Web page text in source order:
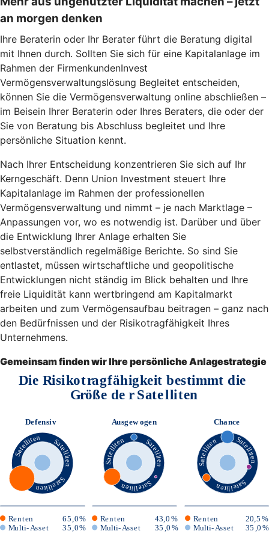
an morgen denken
Ihre Beraterin oder Ihr Berater führt die Beratung digital
mit Ihnen durch. Sollten Sie sich für eine Kapitalanlage im
Rahmen der FirmenkundenInvest
Vermögensverwaltungslösung Begleitet entscheiden,
können Sie die Vermögensverwaltung online abschließen –
im Beisein Ihrer Beraterin oder Ihres Beraters, die oder der
Sie von Beratung bis Abschluss begleitet und Ihre
persönliche Situation kennt.
Nach Ihrer Entscheidung konzentrieren Sie sich auf Ihr
Kerngeschäft. Denn Union Investment steuert Ihre
Kapitalanlage im Rahmen der professionellen
Vermögensverwaltung und nimmt – je nach Marktlage –
Anpassungen vor, wo es notwendig ist. Darüber und über
die Entwicklung Ihrer Anlage erhalten Sie
selbstverständlich regelmäßige Berichte. So sind Sie
entlastet, müssen wirtschaftliche und geopolitische
Entwicklungen nicht ständig im Blick behalten und Ihre
freie Liquidität kann wertbringend am Kapitalmarkt
arbeiten und zum Vermögensaufbau beitragen – ganz nach
den Bedürfnissen und der Risikotragfähigkeit Ihres
Unternehmens.
Gemeinsam finden wir Ihre persönliche Anlagestrategie